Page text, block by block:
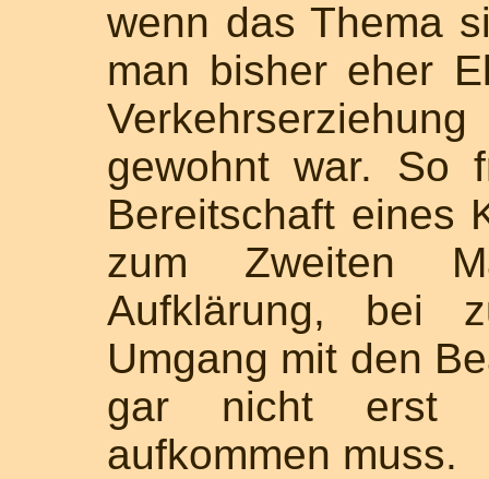
wenn das Thema
man bisher eher
gewohnt war. So
Bereitschaft eines
zum Zweiten
Aufklärung, bei
Umgang mit den
gar nicht erst
aufkommen muss.